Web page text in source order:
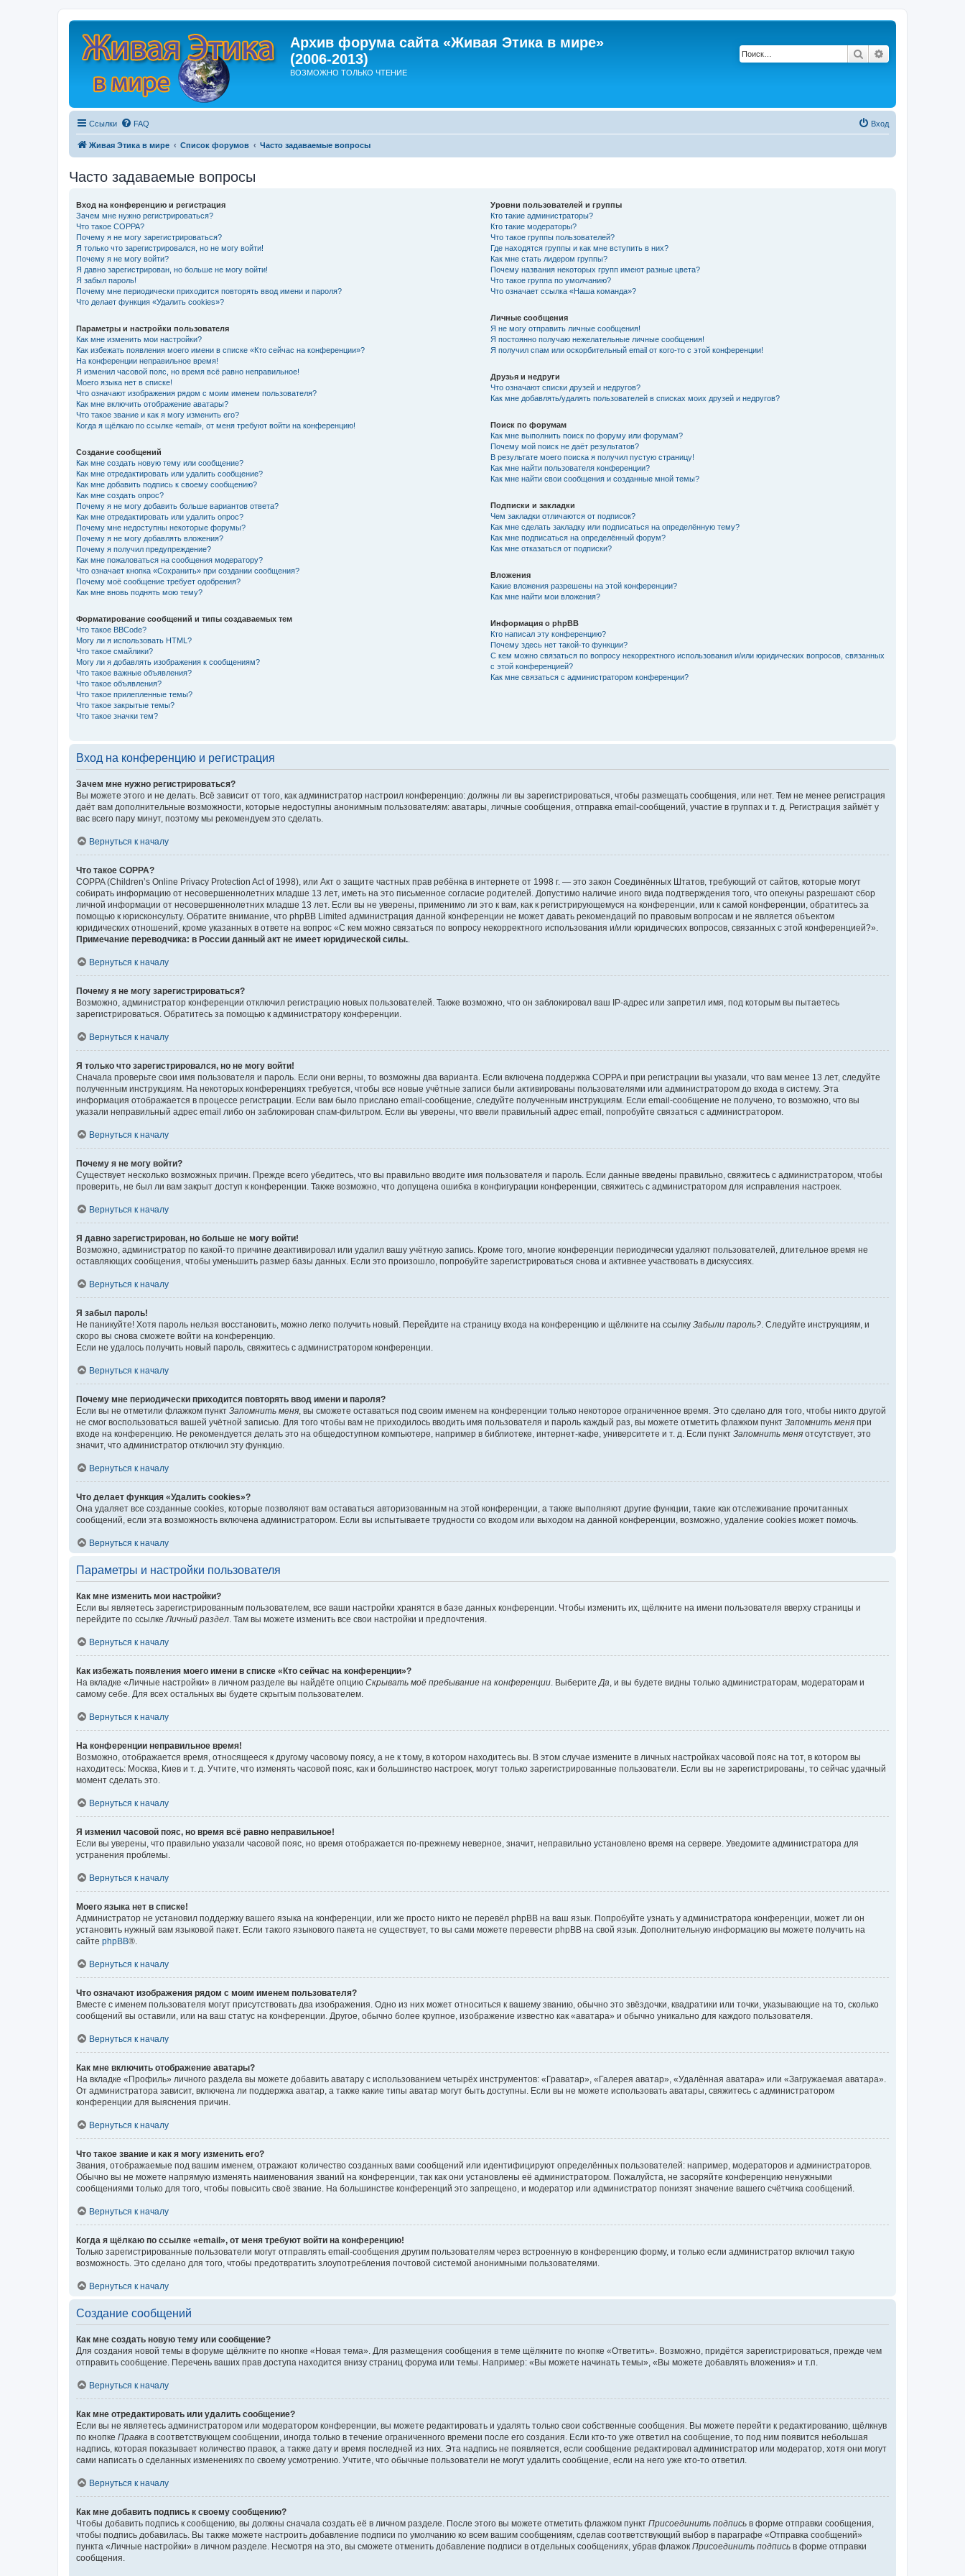
Архив форума сайта «Живая Этика в мире»
(2006-2013)
ВОЗМОЖНО ТОЛЬКО ЧТЕНИЕ
Поиск
Ссылки FAQ Вход
Живая Этика в мире Список форумов Часто задаваемые вопросы
Часто задаваемые вопросы
Вход на конференцию и регистрация
Зачем мне нужно регистрироваться?
Что такое COPPA?
Почему я не могу зарегистрироваться?
Я только что зарегистрировался, но не могу войти!
Почему я не могу войти?
Я давно зарегистрирован, но больше не могу войти!
Я забыл пароль!
Почему мне периодически приходится повторять ввод имени и пароля?
Что делает функция «Удалить cookies»?
Параметры и настройки пользователя
Как мне изменить мои настройки?
Как избежать появления моего имени в списке «Кто сейчас на конференции»?
На конференции неправильное время!
Я изменил часовой пояс, но время всё равно неправильное!
Моего языка нет в списке!
Что означают изображения рядом с моим именем пользователя?
Как мне включить отображение аватары?
Что такое звание и как я могу изменить его?
Когда я щёлкаю по ссылке «email», от меня требуют войти на конференцию!
Создание сообщений
Как мне создать новую тему или сообщение?
Как мне отредактировать или удалить сообщение?
Как мне добавить подпись к своему сообщению?
Как мне создать опрос?
Почему я не могу добавить больше вариантов ответа?
Как мне отредактировать или удалить опрос?
Почему мне недоступны некоторые форумы?
Почему я не могу добавлять вложения?
Почему я получил предупреждение?
Как мне пожаловаться на сообщения модератору?
Что означает кнопка «Сохранить» при создании сообщения?
Почему моё сообщение требует одобрения?
Как мне вновь поднять мою тему?
Форматирование сообщений и типы создаваемых тем
Что такое BBCode?
Могу ли я использовать HTML?
Что такое смайлики?
Могу ли я добавлять изображения к сообщениям?
Что такое важные объявления?
Что такое объявления?
Что такое прилепленные темы?
Что такое закрытые темы?
Что такое значки тем?
Уровни пользователей и группы
Кто такие администраторы?
Кто такие модераторы?
Что такое группы пользователей?
Где находятся группы и как мне вступить в них?
Как мне стать лидером группы?
Почему названия некоторых групп имеют разные цвета?
Что такое группа по умолчанию?
Что означает ссылка «Наша команда»?
Личные сообщения
Я не могу отправить личные сообщения!
Я постоянно получаю нежелательные личные сообщения!
Я получил спам или оскорбительный email от кого-то с этой конференции!
Друзья и недруги
Что означают списки друзей и недругов?
Как мне добавлять/удалять пользователей в списках моих друзей и недругов?
Поиск по форумам
Как мне выполнить поиск по форуму или форумам?
Почему мой поиск не даёт результатов?
В результате моего поиска я получил пустую страницу!
Как мне найти пользователя конференции?
Как мне найти свои сообщения и созданные мной темы?
Подписки и закладки
Чем закладки отличаются от подписок?
Как мне сделать закладку или подписаться на определённую тему?
Как мне подписаться на определённый форум?
Как мне отказаться от подписки?
Вложения
Какие вложения разрешены на этой конференции?
Как мне найти мои вложения?
Информация о phpBB
Кто написал эту конференцию?
Почему здесь нет такой-то функции?
С кем можно связаться по вопросу некорректного использования и/или юридических вопросов, связанных
с этой конференцией?
Как мне связаться с администратором конференции?
Вход на конференцию и регистрация
Зачем мне нужно регистрироваться?
Вы можете этого и не делать. Всё зависит от того, как администратор настроил конференцию: должны ли вы зарегистрироваться, чтобы размещать сообщения, или нет. Тем не менее регистрация
даёт вам дополнительные возможности, которые недоступны анонимным пользователям: аватары, личные сообщения, отправка email-сообщений, участие в группах и т. д. Регистрация займёт у
вас всего пару минут, поэтому мы рекомендуем это сделать.
Вернуться к началу
Что такое COPPA?
COPPA (Children’s Online Privacy Protection Act of 1998), или Акт о защите частных прав ребёнка в интернете от 1998 г. — это закон Соединённых Штатов, требующий от сайтов, которые могут
собирать информацию от несовершеннолетних младше 13 лет, иметь на это письменное согласие родителей. Допустимо наличие иного вида подтверждения того, что опекуны разрешают сбор
личной информации от несовершеннолетних младше 13 лет. Если вы не уверены, применимо ли это к вам, как к регистрирующемуся на конференции, или к самой конференции, обратитесь за
помощью к юрисконсульту. Обратите внимание, что phpBB Limited администрация данной конференции не может давать рекомендаций по правовым вопросам и не является объектом
юридических отношений, кроме указанных в ответе на вопрос «С кем можно связаться по вопросу некорректного использования и/или юридических вопросов, связанных с этой конференцией?».
Примечание переводчика: в России данный акт не имеет юридической силы..
Вернуться к началу
Почему я не могу зарегистрироваться?
Возможно, администратор конференции отключил регистрацию новых пользователей. Также возможно, что он заблокировал ваш IP-адрес или запретил имя, под которым вы пытаетесь
зарегистрироваться. Обратитесь за помощью к администратору конференции.
Вернуться к началу
Я только что зарегистрировался, но не могу войти!
Сначала проверьте свои имя пользователя и пароль. Если они верны, то возможны два варианта. Если включена поддержка COPPA и при регистрации вы указали, что вам менее 13 лет, следуйте
полученным инструкциям. На некоторых конференциях требуется, чтобы все новые учётные записи были активированы пользователями или администратором до входа в систему. Эта
информация отображается в процессе регистрации. Если вам было прислано email-сообщение, следуйте полученным инструкциям. Если email-сообщение не получено, то возможно, что вы
указали неправильный адрес email либо он заблокирован спам-фильтром. Если вы уверены, что ввели правильный адрес email, попробуйте связаться с администратором.
Вернуться к началу
Почему я не могу войти?
Существует несколько возможных причин. Прежде всего убедитесь, что вы правильно вводите имя пользователя и пароль. Если данные введены правильно, свяжитесь с администратором, чтобы
проверить, не был ли вам закрыт доступ к конференции. Также возможно, что допущена ошибка в конфигурации конференции, свяжитесь с администратором для исправления настроек.
Вернуться к началу
Я давно зарегистрирован, но больше не могу войти!
Возможно, администратор по какой-то причине деактивировал или удалил вашу учётную запись. Кроме того, многие конференции периодически удаляют пользователей, длительное время не
оставляющих сообщения, чтобы уменьшить размер базы данных. Если это произошло, попробуйте зарегистрироваться снова и активнее участвовать в дискуссиях.
Вернуться к началу
Я забыл пароль!
Не паникуйте! Хотя пароль нельзя восстановить, можно легко получить новый. Перейдите на страницу входа на конференцию и щёлкните на ссылку Забыли пароль?. Следуйте инструкциям, и
скоро вы снова сможете войти на конференцию.
Если не удалось получить новый пароль, свяжитесь с администратором конференции.
Вернуться к началу
Почему мне периодически приходится повторять ввод имени и пароля?
Если вы не отметили флажком пункт Запомнить меня, вы сможете оставаться под своим именем на конференции только некоторое ограниченное время. Это сделано для того, чтобы никто другой
не смог воспользоваться вашей учётной записью. Для того чтобы вам не приходилось вводить имя пользователя и пароль каждый раз, вы можете отметить флажком пункт Запомнить меня при
входе на конференцию. Не рекомендуется делать это на общедоступном компьютере, например в библиотеке, интернет-кафе, университете и т. д. Если пункт Запомнить меня отсутствует, это
значит, что администратор отключил эту функцию.
Вернуться к началу
Что делает функция «Удалить cookies»?
Она удаляет все созданные cookies, которые позволяют вам оставаться авторизованным на этой конференции, а также выполняют другие функции, такие как отслеживание прочитанных
сообщений, если эта возможность включена администратором. Если вы испытываете трудности со входом или выходом на данной конференции, возможно, удаление cookies может помочь.
Вернуться к началу
Параметры и настройки пользователя
Как мне изменить мои настройки?
Если вы являетесь зарегистрированным пользователем, все ваши настройки хранятся в базе данных конференции. Чтобы изменить их, щёлкните на имени пользователя вверху страницы и
перейдите по ссылкеЛичный раздел. Там вы можете изменить все свои настройки и предпочтения.
Вернуться к началу
Как избежать появления моего имени в списке «Кто сейчас на конференции»?
На вкладке «Личные настройки» в личном разделе вы найдёте опцию Скрывать моё пребывание на конференции. ВыберитеДа, и вы будете видны только администраторам, модераторам и
самому себе. Для всех остальных вы будете скрытым пользователем.
Вернуться к началу
На конференции неправильное время!
Возможно, отображается время, относящееся к другому часовому поясу, а не к тому, в котором находитесь вы. В этом случае измените в личных настройках часовой пояс на тот, в котором вы
находитесь: Москва, Киев и т. д. Учтите, что изменять часовой пояс, как и большинство настроек, могут только зарегистрированные пользователи. Если вы не зарегистрированы, то сейчас удачный
момент сделать это.
Вернуться к началу
Я изменил часовой пояс, но время всё равно неправильное!
Если вы уверены, что правильно указали часовой пояс, но время отображается по-прежнему неверное, значит, неправильно установлено время на сервере. Уведомите администратора для
устранения проблемы.
Вернуться к началу
Моего языка нет в списке!
Администратор не установил поддержку вашего языка на конференции, или же просто никто не перевёл phpBB на ваш язык. Попробуйте узнать у администратора конференции, может ли он
установить нужный вам языковой пакет. Если такого языкового пакета не существует, то вы сами можете перевести phpBB на свой язык. Дополнительную информацию вы можете получить на
сайте phpBB®.
Вернуться к началу
Что означают изображения рядом с моим именем пользователя?
Вместе с именем пользователя могут присутствовать два изображения. Одно из них может относиться к вашему званию, обычно это звёздочки, квадратики или точки, указывающие на то, сколько
сообщений вы оставили, или на ваш статус на конференции. Другое, обычно более крупное, изображение известно как «аватара» и обычно уникально для каждого пользователя.
Вернуться к началу
Как мне включить отображение аватары?
На вкладке «Профиль» личного раздела вы можете добавить аватару с использованием четырёх инструментов: «Граватар», «Галерея аватар», «Удалённая аватара» или «Загружаемая аватара».
От администратора зависит, включена ли поддержка аватар, а также какие типы аватар могут быть доступны. Если вы не можете использовать аватары, свяжитесь с администратором
конференции для выяснения причин.
Вернуться к началу
Что такое звание и как я могу изменить его?
Звания, отображаемые под вашим именем, отражают количество созданных вами сообщений или идентифицируют определённых пользователей: например, модераторов и администраторов.
Обычно вы не можете напрямую изменять наименования званий на конференции, так как они установлены её администратором. Пожалуйста, не засоряйте конференцию ненужными
сообщениями только для того, чтобы повысить своё звание. На большинстве конференций это запрещено, и модератор или администратор понизят значение вашего счётчика сообщений.
Вернуться к началу
Когда я щёлкаю по ссылке «email», от меня требуют войти на конференцию!
Только зарегистрированные пользователи могут отправлять email-сообщения другим пользователям через встроенную в конференцию форму, и только если администратор включил такую
возможность. Это сделано для того, чтобы предотвратить злоупотребления почтовой системой анонимными пользователями.
Вернуться к началу
Создание сообщений
Как мне создать новую тему или сообщение?
Для создания новой темы в форуме щёлкните по кнопке «Новая тема». Для размещения сообщения в теме щёлкните по кнопке «Ответить». Возможно, придётся зарегистрироваться, прежде чем
отправить сообщение. Перечень ваших прав доступа находится внизу страниц форума или темы. Например: «Вы можете начинать темы», «Вы можете добавлять вложения» и т.п.
Вернуться к началу
Как мне отредактировать или удалить сообщение?
Если вы не являетесь администратором или модератором конференции, вы можете редактировать и удалять только свои собственные сообщения. Вы можете перейти к редактированию, щёлкнув
по кнопке Правка в соответствующем сообщении, иногда только в течение ограниченного времени после его создания. Если кто-то уже ответил на сообщение, то под ним появится небольшая
надпись, которая показывает количество правок, а также дату и время последней из них. Эта надпись не появляется, если сообщение редактировал администратор или модератор, хотя они могут
сами написать о сделанных изменениях по своему усмотрению. Учтите, что обычные пользователи не могут удалить сообщение, если на него уже кто-то ответил.
Вернуться к началу
Как мне добавить подпись к своему сообщению?
Чтобы добавить подпись к сообщению, вы должны сначала создать её в личном разделе. После этого вы можете отметить флажком пункт Присоединить подпись в форме отправки сообщения,
чтобы подпись добавилась. Вы также можете настроить добавление подписи по умолчанию ко всем вашим сообщениям, сделав соответствующий выбор в параграфе «Отправка сообщений»
пункта «Личные настройки» в личном разделе. Несмотря на это, вы сможете отменить добавление подписи в отдельных сообщениях, убрав флажок Присоединить подпись в форме отправки
сообщения.